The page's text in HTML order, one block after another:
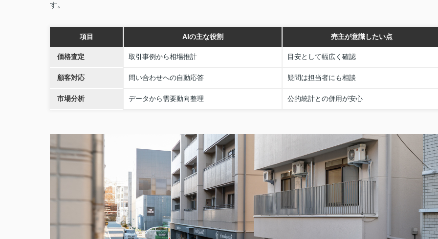
す。
項目 AIの主な役割 売主が意識したい点
価格査定 取引事例から相場推計 目安として幅広く確認
顧客対応 問い合わせへの自動応答 疑問は担当者にも相談
市場分析 データから需要動向整理 公的統計との併用が安心